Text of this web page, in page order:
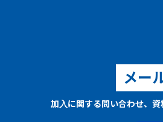
メー
加入に関する問い合わせ、